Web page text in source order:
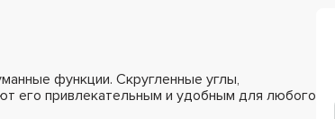
функции. Скругленные углы,
его привлекательным и удобным для любого